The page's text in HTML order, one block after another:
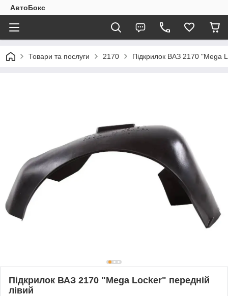
АвтоБокс
Товари та послуги 2170 Підкрилок ВАЗ 2170 "Mega
Підкрилок ВАЗ 2170 "Mega Locker" передній
лівий